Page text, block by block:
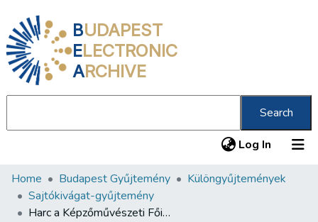
BUDAPEST
ELECTRONIC
ARCHIVE
Search
Log In (current)
Communities & Collections
All of DSpace
Home Budapest Gyűjtemény
Különgyűjtemények
Sajtókivágat-gyűjtemény
Harc a Képzőművészeti Főiskola vezetéséért